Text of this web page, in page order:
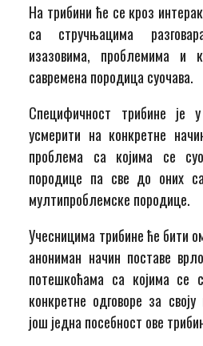
На трибини ће се кроз
са стручњацима
изазовима, проблемима и
савремена породица суочава.
Специфичност трибине
усмерити на конкретне
проблема са којима се
породице па све до оних
мултипроблемске породице.
Учесницима трибине ће бити
анониман начин поставе
потешкоћама са којима се
конкретне одговоре за
још једна посебност ове